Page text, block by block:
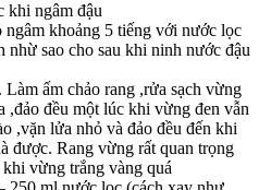
khi ngâm đậu
ngâm khoảng 5 tiếng với nước lọc
nhừ sao cho sau khi ninh nước đậu
ấm chảo rang ,rửa sạch vừng
,đảo đều một lúc khi vừng đen vẫn
,vặn lửa nhỏ và đảo đều đến khi
được. Rang vừng rất quan trọng
vừng trắng vàng quá